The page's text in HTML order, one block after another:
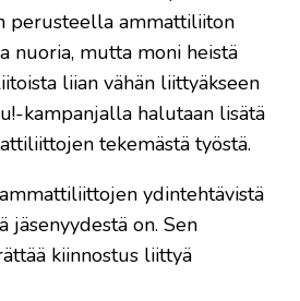
perusteella ammattiliiton
nuoria, mutta moni heistä
liian vähän liittyäkseen
kampanjalla halutaan lisätä
tekemästä työstä.
ydintehtävistä
jäsenyydestä on. Sen
kiinnostus liittyä